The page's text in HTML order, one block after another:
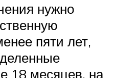
нужно
пяти лет,
18 месяцев, на